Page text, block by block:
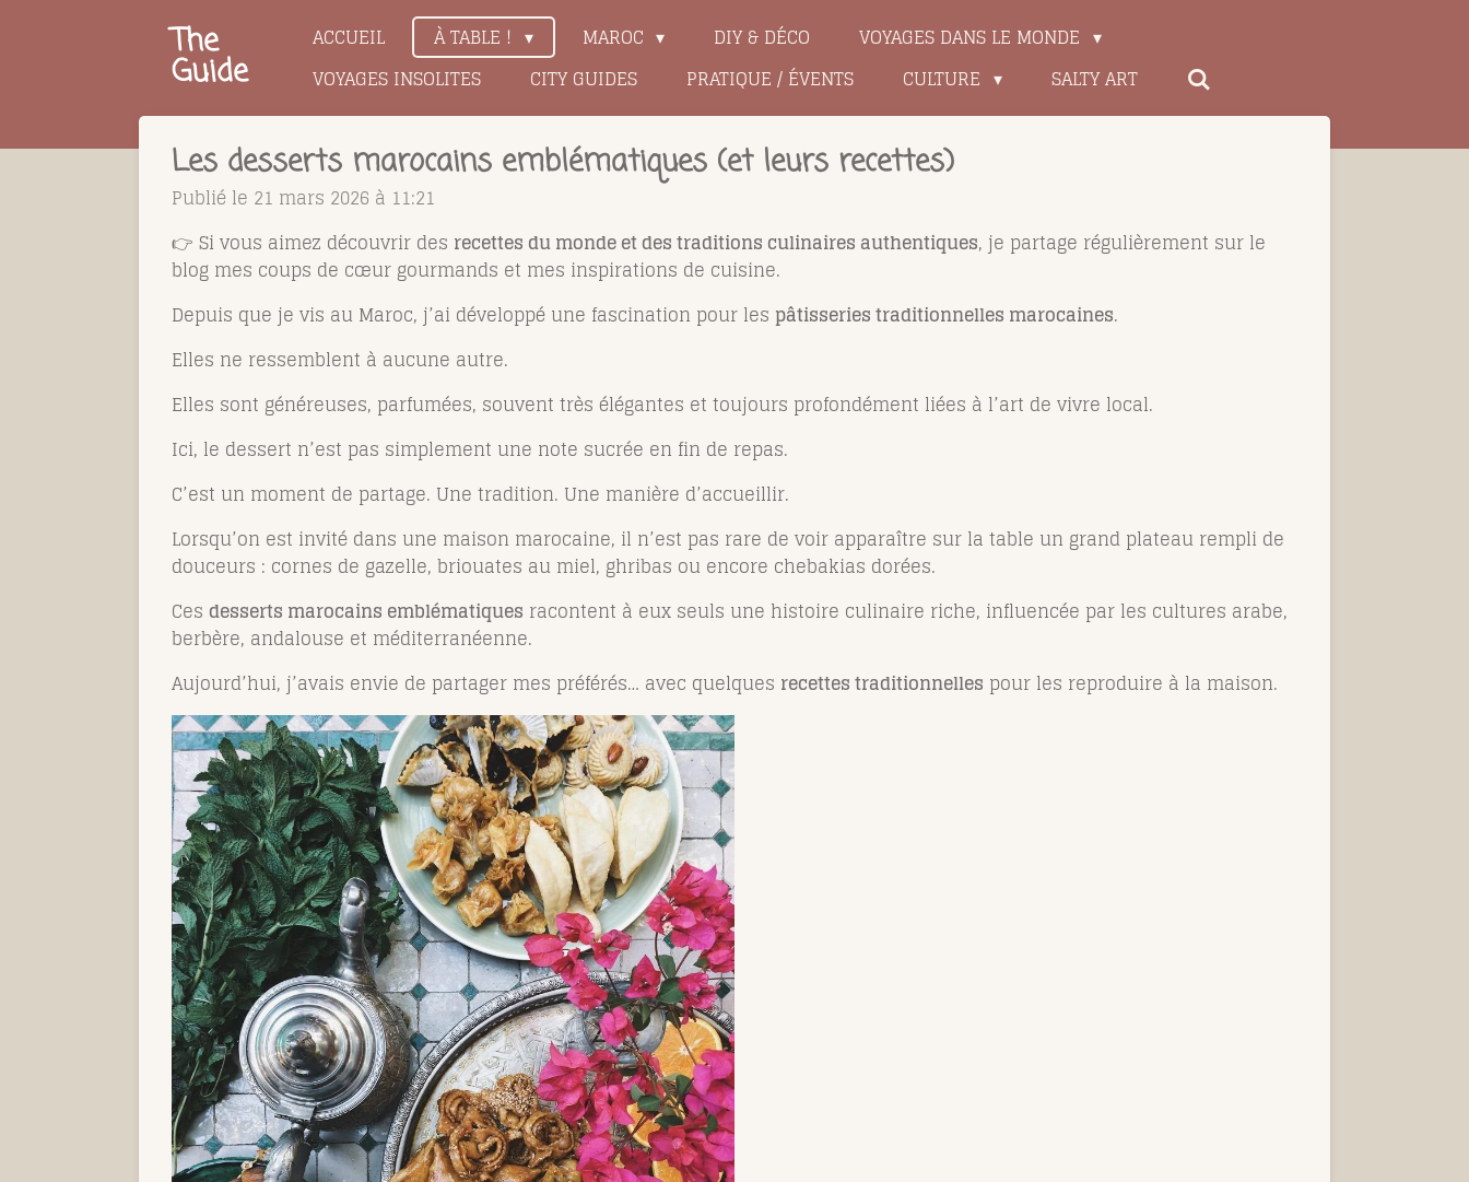
The
Guide
ACCUEIL À TABLE ! MAROC DIY & DÉCO
VOYAGES DANS LE MONDE
VOYAGES INSOLITES
CITY GUIDES PRATIQUE / ÉVENTS CULTURE SALTY ART
Les desserts marocains emblématiques (et leurs recettes)
Publié le 21 mars 2026 à 11:21
👉 Si vous aimez découvrir des recettes du monde et des traditions culinaires authentiques, je partage régulièrement sur le
blog mes coups de cœur gourmands et mes inspirations de cuisine.
Depuis que je vis au Maroc, j’ai développé une fascination pour les pâtisseries traditionnelles marocaines.
Elles ne ressemblent à aucune autre.
Elles sont généreuses, parfumées, souvent très élégantes et toujours profondément liées à l’art de vivre local.
Ici, le dessert n’est pas simplement une note sucrée en fin de repas.
C’est un moment de partage. Une tradition. Une manière d’accueillir.
Lorsqu’on est invité dans une maison marocaine, il n’est pas rare de voir apparaître sur la table un grand plateau rempli de
douceurs : cornes de gazelle, briouates au miel, ghribas ou encore chebakias dorées.
Ces desserts marocains emblématiques racontent à eux seuls une histoire culinaire riche, influencée par les cultures arabe,
berbère, andalouse et méditerranéenne.
Aujourd’hui, j’avais envie de partager mes préférés… avec quelques recettes traditionnelles pour les reproduire à la maison.